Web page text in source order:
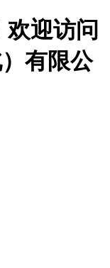
迎访问
有限公